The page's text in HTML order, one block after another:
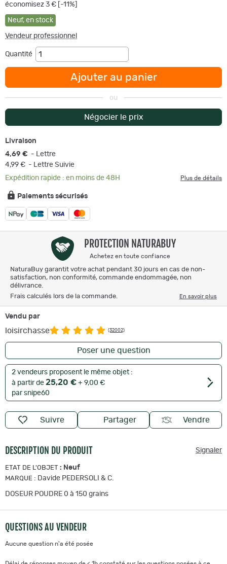
économisez 3 € [-11%]
Neuf, en stock
Vendeur professionnel
Quantité
Ajouter au panier
ou
Négocier le prix
Livraison
4,69 € - Lettre
4,99 € - Lettre Suivie
Expédition rapide : en moins de 48H
Plus de détails
Paiements sécurisés
PROTECTION NATURABUY
Achetez en toute confiance
NaturaBuy garantit votre achat pendant 30 jours en cas de non-
satisfaction, non conformité, commande endommagée, non
délivrance.
Frais calculés lors de la commande.
En savoir plus
Vendu par
loisirchasse (32002)
Poser une question
2 vendeurs proposent le même objet :
à partir de 25,20 € + 9,00 €
par snipe60
Suivre Partager Vendre
DESCRIPTION DU PRODUIT Signaler
ETAT DE L'OBJET : Neuf
MARQUE : Davide PEDERSOLI & C.
DOSEUR POUDRE 0 à 150 grains
QUESTIONS AU VENDEUR
Aucune question n'a été posée